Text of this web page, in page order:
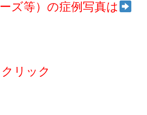
ズ等）の症例写真は
リック